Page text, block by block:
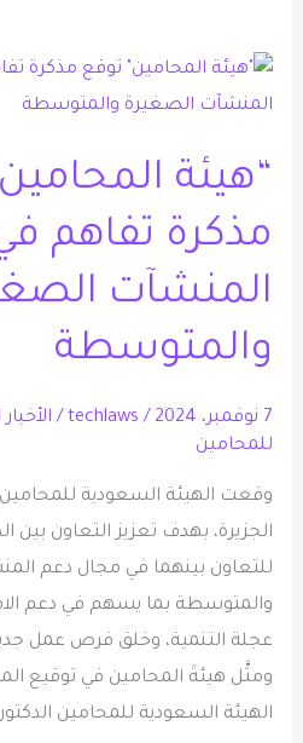
“هيئة
مذكرة تفاهم
المنشآت
والمتوسطة
7 نوفمبر، 2024 /
techlaws
/
للمحامين
وقعت الهيئة السعودية
الجزيرة، بهدف تعزيز التعاون
للتعاون بينهما في مجال دعم
والمتوسطة بما يسهم في دعم
عجلة التنمية، وخلق فرص عمل
ومثَّل هيئةَ المحامين في توقيع
الهيئة السعودية للمحامين
“هيئة
المحامين”
مذكرة
تفاهم
في
مجال
المنشآت
والمتوسطة